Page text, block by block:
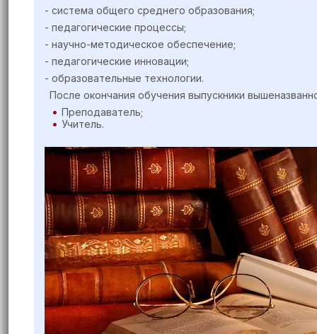
- система общего среднего образования;
- педагогические процессы;
- научно-методическое обеспечение;
- педагогические инновации;
- образовательные технологии.
После окончания обучения выпускники
Преподаватель;
Учитель.